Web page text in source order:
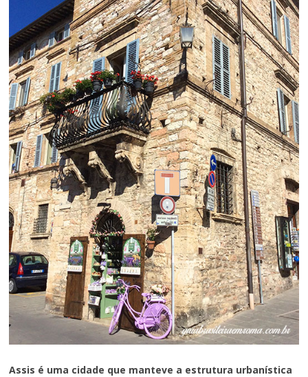
Assis é uma cidade que manteve a estrutura urbanística